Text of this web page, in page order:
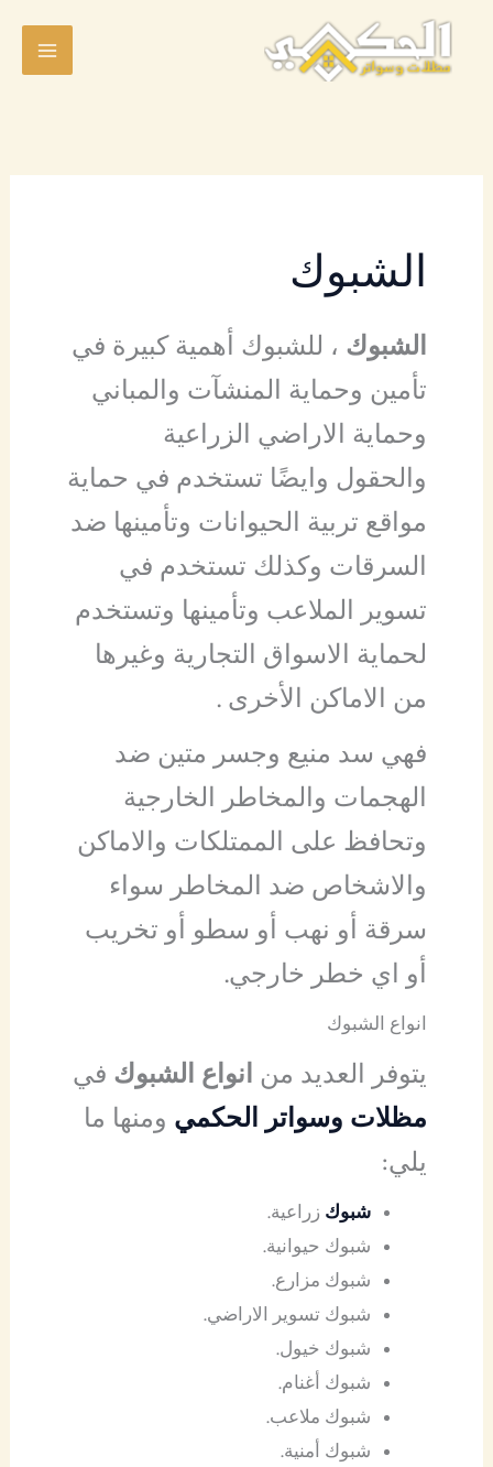
تخطي
الشبوك
الشبوك ، للشبوك أهمية كبيرة في
تأمين وحماية المنشآت والمباني
وحماية الاراضي الزراعية
والحقول وايضًا تستخدم في حماية
مواقع تربية الحيوانات وتأمينها ضد
السرقات وكذلك تستخدم في
تسوير الملاعب وتأمينها وتستخدم
لحماية الاسواق التجارية وغيرها
من الاماكن الأخرى .
فهي سد منيع وجسر متين ضد
الهجمات والمخاطر الخارجية
وتحافظ على الممتلكات والاماكن
والاشخاص ضد المخاطر سواء
سرقة أو نهب أو سطو أو تخريب
أو اي خطر خارجي.
انواع الشبوك
يتوفر العديد من انواع الشبوك في
مظلات وسواتر الحكمي ومنها ما
يلي:
شبوك زراعية.
شبوك حيوانية.
شبوك مزارع.
شبوك تسوير الاراضي.
شبوك خيول.
شبوك أغنام.
شبوك ملاعب.
شبوك أمنية.